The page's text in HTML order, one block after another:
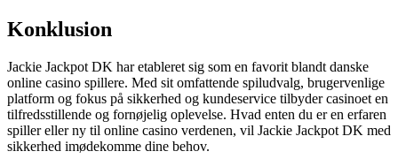
Konklusion
Jackie Jackpot DK har etableret sig som en favorit blandt danske
online casino spillere. Med sit omfattende spiludvalg, brugervenlige
platform og fokus på sikkerhed og kundeservice tilbyder casinoet en
tilfredsstillende og fornøjelig oplevelse. Hvad enten du er en erfaren
spiller eller ny til online casino verdenen, vil Jackie Jackpot DK med
sikkerhed imødekomme dine behov.